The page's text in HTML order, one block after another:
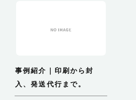
事例紹介｜印刷から封
入、発送代行まで。